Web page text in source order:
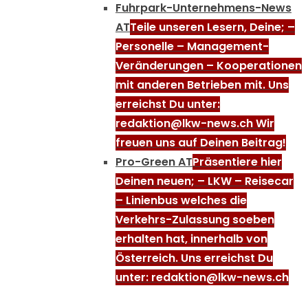
Fuhrpark-Unternehmens-News
ATTeile unseren Lesern, Deine; –
Personelle – Management-
Veränderungen – Kooperationen
mit anderen Betrieben mit. Uns
erreichst Du unter:
redaktion@lkw-news.ch Wir
freuen uns auf Deinen Beitrag!
Pro-Green ATPräsentiere hier
Deinen neuen; – LKW – Reisecar
– Linienbus welches die
Verkehrs-Zulassung soeben
erhalten hat, innerhalb von
Österreich. Uns erreichst Du
unter: redaktion@lkw-news.ch